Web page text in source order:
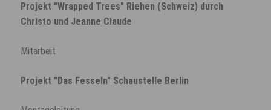
Projekt "Wrapped Trees" Riehen (Schweiz) durch
Christo und Jeanne Claude
Mitarbeit
Projekt "Das Fesseln" Schaustelle Berlin